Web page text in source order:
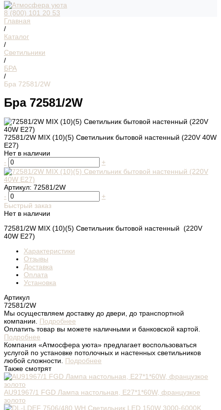
8 (800) 101 20 53
Главная
/
Каталог
/
Светильники
/
БРА
/
Бра 72581/2W
Бра 72581/2W
72581/2W MIX (10)(5) Светильник бытовой настенный (220V 40W
E27)
Нет в наличии
-
+
Артикул: 72581/2W
-
+
Быстрый заказ
Нет в наличии
72581/2W MIX (10)(5) Светильник бытовой настенный (220V
40W E27)
Характеристики
Отзывы
Доставка
Оплата
Установка
Артикул
72581/2W
Мы осуществляем доставку до двери, до транспортной
компании. Подробнее
Оплатить товар вы можете наличными и банковской картой.
Подробнее
Компания «Атмосфера уюта» предлагает воспользоваться
услугой по установке потолочных и настенных светильников
любой сложности. Подробнее
Также смотрят
AU91967/1 FGD Лампа настольная, Е27*1*60W, французкое
золото